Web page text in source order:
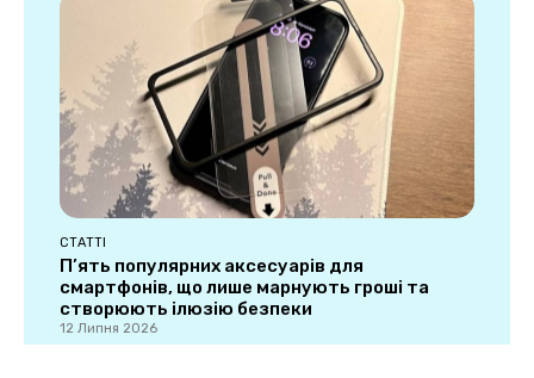
СТАТТІ
П’ять популярних аксесуарів для
смартфонів, що лише марнують гроші та
створюють ілюзію безпеки
12 Липня 2026